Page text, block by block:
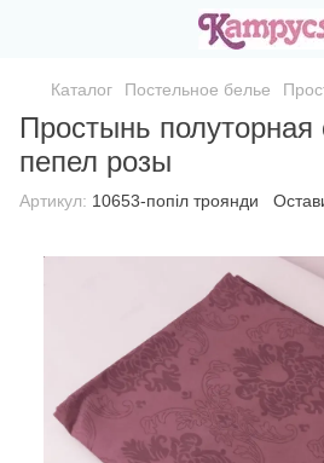
Каталог Постельное белье
Простынь полуторная
пепел розы
Артикул: 10653-попіл троянди